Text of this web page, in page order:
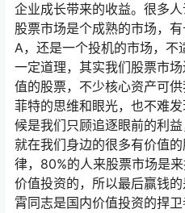
企业成长带来的收益。很多
股票市场是个成熟的市场，
A，还是一个投机的市场，不
一定道理，其实我们股票市
值的股票，不少核心资产可
菲特的思维和眼光，也不难
候是我们只顾追逐眼前的利
就在我们身边的很多有价值
律，80%的人来股票市场是
价值投资的，所以最后赢钱
霄同志是国内价值投资的捍